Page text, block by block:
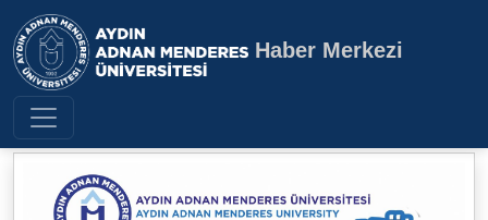
Aydın Adnan Menderes
Haber Merkezi